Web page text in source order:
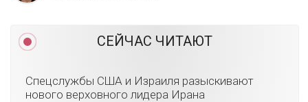
СЕЙЧАС ЧИТАЮТ
Спецслужбы США и Израиля разыскивают
нового верховного лидера Ирана